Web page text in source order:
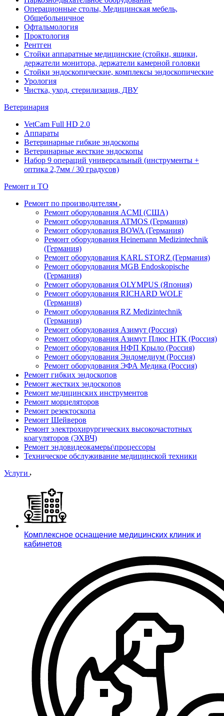
Операционные столы, Медицинская мебель,
Общебольничное
Офтальмология
Проктология
Рентген
Стойки аппаратные медицинские (стойки, ящики,
держатели монитора, держатели камерной головки
Стойки эндоскопические, комплексы эндоскопические
Урология
Чистка, уход, стерилизация, ДВУ
Ветеринария
VetCam Full HD 2.0
Аппараты
Ветеринарные гибкие эндоскопы
Ветеринарные жесткие эндоскопы
Набор 9 операций универсальный (инструменты +
оптика 2,7мм / 30 градусов)
Ремонт и ТО
Ремонт по производителям
Ремонт оборудования ACMI (США)
Ремонт оборудования ATMOS (Германия)
Ремонт оборудования BOWA (Германия)
Ремонт оборудования Heinemann Medizintechnik
(Германия)
Ремонт оборудования KARL STORZ (Германия)
Ремонт оборудования MGB Endoskopische
(Германия)
Ремонт оборудования OLYMPUS (Япония)
Ремонт оборудования RICHARD WOLF
(Германия)
Ремонт оборудования RZ Medizintechnik
(Германия)
Ремонт оборудования Азимут (Россия)
Ремонт оборудования Азимут Плюс НТК (Россия)
Ремонт оборудования НФП Крыло (Россия)
Ремонт оборудования Эндомедиум (Россия)
Ремонт оборудования ЭФА Медика (Россия)
Ремонт гибких эндоскопов
Ремонт жестких эндоскопов
Ремонт медицинских инструментов
Ремонт морцеляторов
Ремонт резектоскопа
Ремонт Шейверов
Ремонт электрохирургических высокочастотных
коагуляторов (ЭХВЧ)
Ремонт эндовидеокамеры\процессоры
Техническое обслуживание медицинской техники
Услуги
Комплексное оснащение медицинских клиник и
кабинетов